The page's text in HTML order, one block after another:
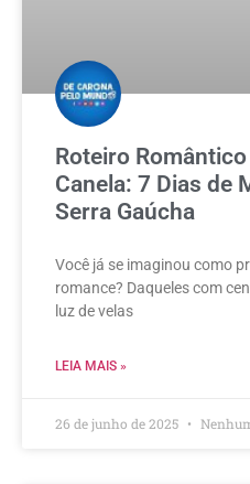
Roteiro
Canela: 7 Dias de
Serra Gaúcha
Você já se imaginou como
romance? Daqueles com
luz de velas
LEIA MAIS »
26 de junho de 2025